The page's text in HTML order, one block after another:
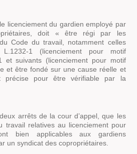
licenciement du gardien employé par
doit « être régi par les
Code du travail, notamment celles
1 (licenciement pour motif
et suivants (licenciement pour motif
et être fondé sur une cause réelle et
précise pour être vérifiable par la
arrêts de la cour d’appel, que les
travail relatives au licenciement pour
bien applicables aux gardiens
un syndicat des copropriétaires.